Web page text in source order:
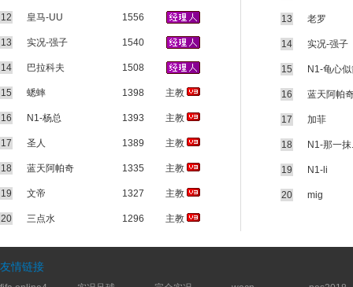
12 皇马-UU 1556
13 实况-强子 1540
14 巴拉科夫 1508
15 蟋蟀 1398 主教
16 N1-杨总 1393 主教
17 圣人 1389 主教
18 蓝天阿帕奇 1335 主教
19 文帝 1327 主教
20 三点水 1296 主教
13 老罗
14 实况-强子
15 N1-龟心
16 蓝天阿帕
17 加菲
18 N1-那一
19 N1-li
20 mig
友情链接